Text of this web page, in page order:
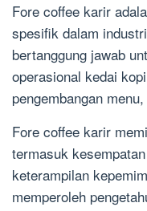
Fore coffee karir
spesifik dalam
bertanggung jawab
operasional kedai
pengembangan
Fore coffee karir
termasuk
keterampilan
memperoleh